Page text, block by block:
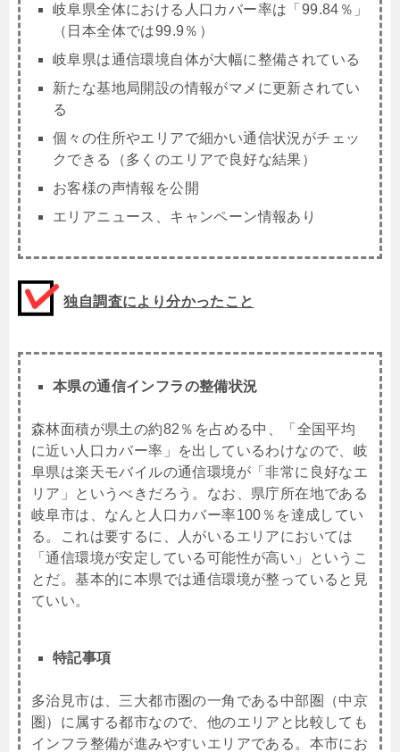
岐阜県全体における人口カバー率は「99.84％」
（日本全体では99.9％）
岐阜県は通信環境自体が大幅に整備されている
新たな基地局開設の情報がマメに更新されてい
る
個々の住所やエリアで細かい通信状況がチェッ
クできる（多くのエリアで良好な結果）
お客様の声情報を公開
エリアニュース、キャンペーン情報あり
独自調査により分かったこと
本県の通信インフラの整備状況
森林面積が県土の約82％を占める中、「全国平均
に近い人口カバー率」を出しているわけなので、岐
阜県は楽天モバイルの通信環境が「非常に良好なエ
リア」というべきだろう。なお、県庁所在地である
岐阜市は、なんと人口カバー率100％を達成してい
る。これは要するに、人がいるエリアにおいては
「通信環境が安定している可能性が高い」というこ
とだ。基本的に本県では通信環境が整っていると見
ていい。
特記事項
多治見市は、三大都市圏の一角である中部圏（中京
圏）に属する都市なので、他のエリアと比較しても
インフラ整備が進みやすいエリアである。本市にお